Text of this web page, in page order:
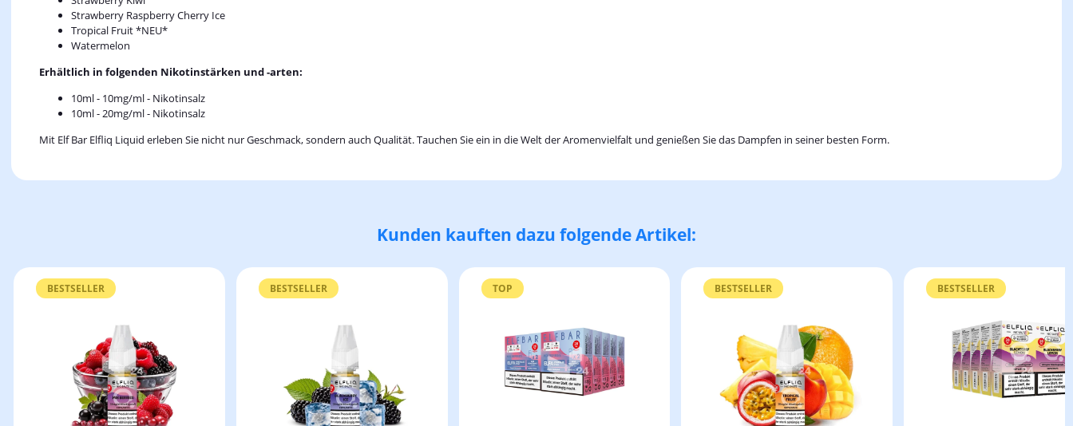
Strawberry Raspberry Cherry Ice
Tropical Fruit *NEU*
Watermelon
Erhältlich in folgenden Nikotinstärken und -arten:
10ml - 10mg/ml - Nikotinsalz
10ml - 20mg/ml - Nikotinsalz
Mit Elf Bar Elfliq Liquid erleben Sie nicht nur Geschmack, sondern auch Qualität. Tauchen Sie ein in die Welt der Aromenvielfalt und genießen Sie das Dampfen in seiner besten Form.
Kunden kauften dazu folgende Artikel:
BESTSELLER BESTSELLER TOP BESTSELLER BESTSELLER